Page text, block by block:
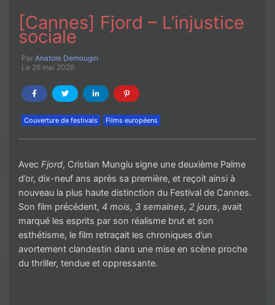
[Cannes] Fjord – L’injustice
sociale
Par Anatole Demougin
Le 26 mai 2026
Couverture de festivals Films européens
Avec Fjord, Cristian Mungiu signe une deuxième Palme
d’or, dix-neuf ans après sa première, et reçoit ainsi à
nouveau la plus haute distinction du Festival de Cannes.
Son film précédent, 4 mois, 3 semaines, 2 jours, avait
marqué les esprits par son réalisme brut et son
esthétisme, le film retraçait les chroniques d’un
avortement clandestin dans une mise en scène proche
du thriller, tendue et oppressante.